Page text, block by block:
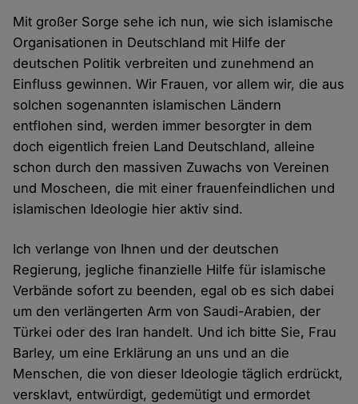
Mit großer Sorge sehe ich nun, wie sich islamische
Organisationen in Deutschland mit Hilfe der
deutschen Politik verbreiten und zunehmend an
Einfluss gewinnen. Wir Frauen, vor allem wir, die aus
solchen sogenannten islamischen Ländern
entflohen sind, werden immer besorgter in dem
doch eigentlich freien Land Deutschland, alleine
schon durch den massiven Zuwachs von Vereinen
und Moscheen, die mit einer frauenfeindlichen und
islamischen Ideologie hier aktiv sind.
Ich verlange von Ihnen und der deutschen
Regierung, jegliche finanzielle Hilfe für islamische
Verbände sofort zu beenden, egal ob es sich dabei
um den verlängerten Arm von Saudi-Arabien, der
Türkei oder des Iran handelt. Und ich bitte Sie, Frau
Barley, um eine Erklärung an uns und an die
Menschen, die von dieser Ideologie täglich erdrückt,
versklavt, entwürdigt, gedemütigt und ermordet